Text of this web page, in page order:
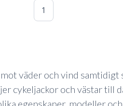
1
väder och vind
cykeljackor och västar till